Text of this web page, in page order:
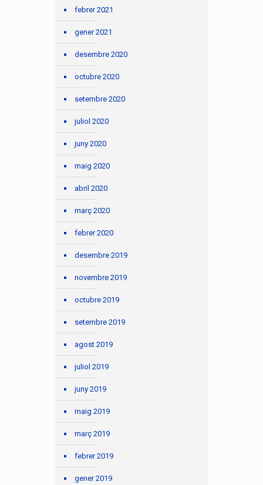
febrer 2021
gener 2021
desembre 2020
octubre 2020
setembre 2020
juliol 2020
juny 2020
maig 2020
abril 2020
març 2020
febrer 2020
desembre 2019
novembre 2019
octubre 2019
setembre 2019
agost 2019
juliol 2019
juny 2019
maig 2019
març 2019
febrer 2019
gener 2019